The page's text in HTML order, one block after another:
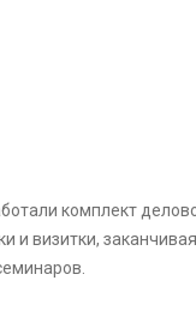
комплект
и визитки, заканчивая